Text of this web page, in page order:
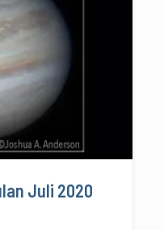
Juli 2020